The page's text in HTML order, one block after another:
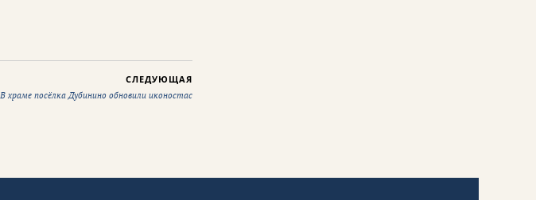
СЛЕДУЮЩАЯ
В храме посёлка Дубинино обновили иконостас